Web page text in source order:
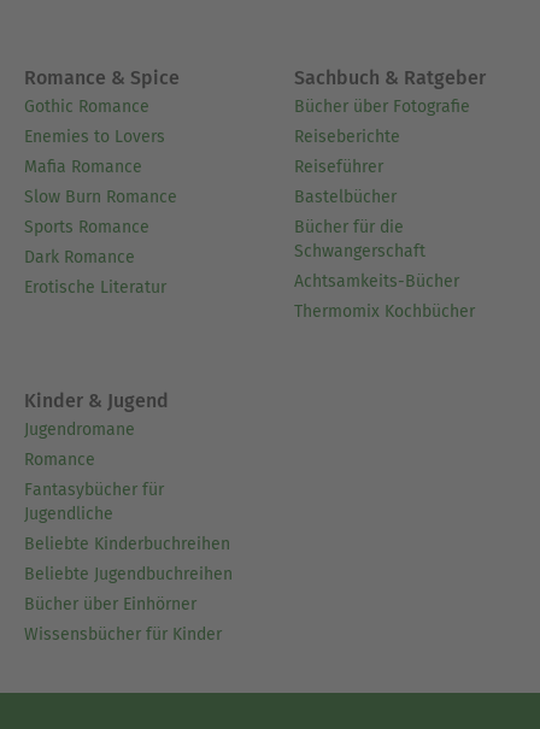
Romance & Spice
Gothic Romance
Enemies to Lovers
Mafia Romance
Slow Burn Romance
Sports Romance
Dark Romance
Erotische Literatur
Sachbuch & Ratgeber
Bücher über Fotografie
Reiseberichte
Reiseführer
Bastelbücher
Bücher für die
Schwangerschaft
Achtsamkeits-Bücher
Thermomix Kochbücher
Kinder & Jugend
Jugendromane
Romance
Fantasybücher für
Jugendliche
Beliebte Kinderbuchreihen
Beliebte Jugendbuchreihen
Bücher über Einhörner
Wissensbücher für Kinder